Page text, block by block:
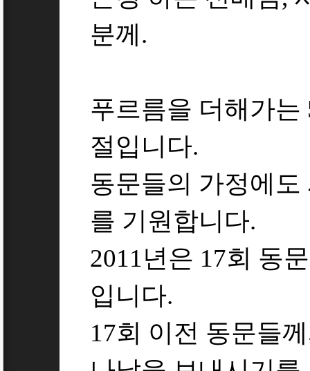
분께.
푸르름을 더해가
절입니다.
동문들의 가정에
를 기원합니다.
2011년은 17회 동
입니다.
17회 이전 동문들